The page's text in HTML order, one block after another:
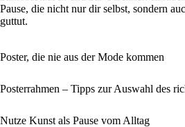
Pause, die nicht nur dir selbst, sondern
guttut.
Poster, die nie aus der Mode kommen
Posterrahmen – Tipps zur Auswahl des
Nutze Kunst als Pause vom Alltag